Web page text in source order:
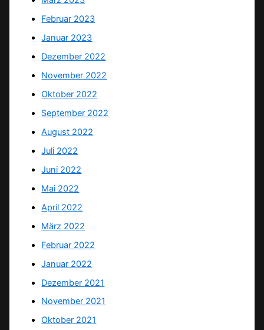
Februar 2023
Januar 2023
Dezember 2022
November 2022
Oktober 2022
September 2022
August 2022
Juli 2022
Juni 2022
Mai 2022
April 2022
März 2022
Februar 2022
Januar 2022
Dezember 2021
November 2021
Oktober 2021